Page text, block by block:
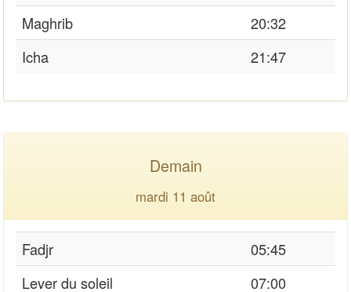
Maghrib
20:32
Icha
21:47
Demain
mardi 11 août
Fadjr
05:45
Lever du soleil
07:00